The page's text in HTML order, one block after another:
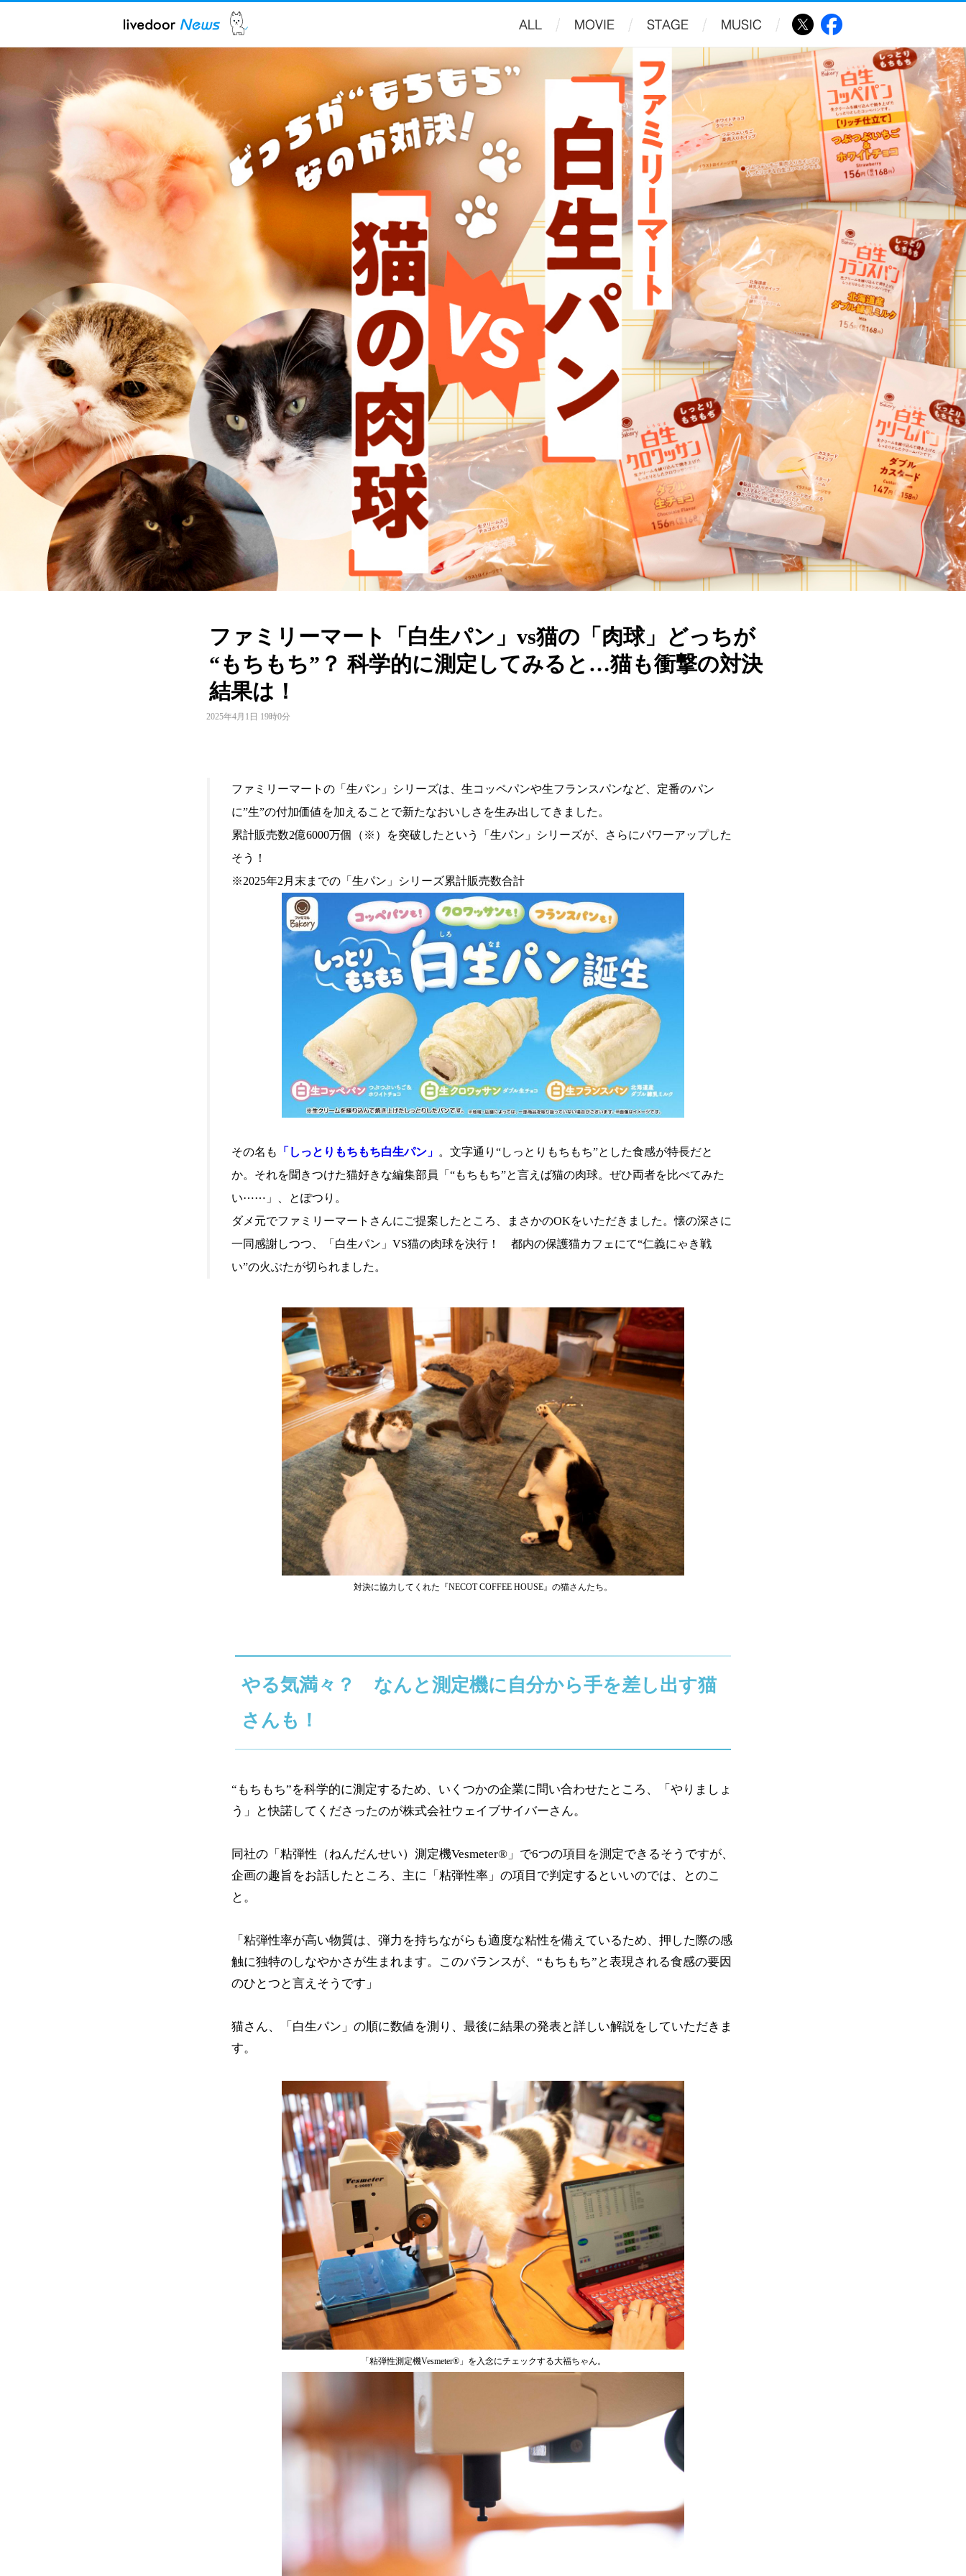
ファミリーマート「白生パン」vs猫の「肉球」どっちが
“もちもち”？ 科学的に測定してみると…猫も衝撃の対決
結果は！
2025年4月1日 19時0分
ファミリーマートの「生パン」シリーズは、生コッペパンや生フランスパンなど、定番のパン
に”生”の付加価値を加えることで新たなおいしさを生み出してきました。
累計販売数2億6000万個（※）を突破したという「生パン」シリーズが、さらにパワーアップした
そう！
※2025年2月末までの「生パン」シリーズ累計販売数合計
その名も 「しっとりもちもち白生パン」 。文字通り“しっとりもちもち”とした食感が特長だと
か。それを聞きつけた猫好きな編集部員「“もちもち”と言えば猫の肉球。ぜひ両者を比べてみた
い⋯⋯」、とぽつり。
ダメ元でファミリーマートさんにご提案したところ、まさかのOKをいただきました。懐の深さに
一同感謝しつつ、「白生パン」VS猫の肉球を決行！ 都内の保護猫カフェにて“仁義にゃき戦
い”の火ぶたが切られました。
対決に協力してくれた『NECOT COFFEE HOUSE』の猫さんたち。
やる気満々？ なんと測定機に自分から手を差し出す猫
さんも！
“もちもち”を科学的に測定するため、いくつかの企業に問い合わせたところ、「やりましょ
う」と快諾してくださったのが株式会社ウェイブサイバーさん。
同社の「粘弾性（ねんだんせい）測定機Vesmeter®」で6つの項目を測定できるそうですが、
企画の趣旨をお話したところ、主に「粘弾性率」の項目で判定するといいのでは、とのこ
と。
「粘弾性率が高い物質は、弾力を持ちながらも適度な粘性を備えているため、押した際の感
触に独特のしなやかさが生まれます。このバランスが、“もちもち”と表現される食感の要因
のひとつと言えそうです」
猫さん、「白生パン」の順に数値を測り、最後に結果の発表と詳しい解説をしていただきま
す。
「粘弾性測定機Vesmeter®」を入念にチェックする大福ちゃん。